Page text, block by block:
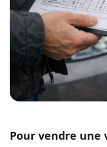
Pour vendre une